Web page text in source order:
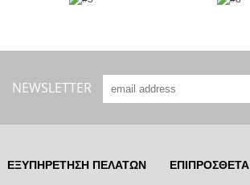
NEWSLETTER
ΕΞΥΠΗΡΈΤΗΣΗ ΠΕΛΑΤΏΝ ΕΠΙΠΡΌΣΘΕΤΑ